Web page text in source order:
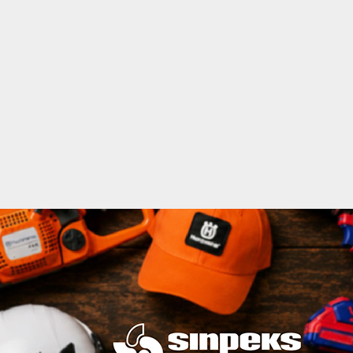
Twitter Youtube
Импресум Контакт Маркетинг Услови за користење